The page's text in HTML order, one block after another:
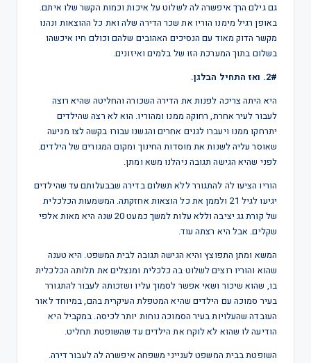
גם גילם הרך איפשרה לה לשלוט על איכות וכמות הקשר שלו איתם.
באופן רגיל מימנו הוריו את שכר הדירה שלה ואת כל ההוצאות ונהנו
מקשר הדוק מאוד עם הנסיכים האהובים שלהם וכולם חיו איכשהו
בשלום בתוך המערכת הזו של בלמים ואיזונים.
2#. ואז התחיל הבלגן.
היא היתה צריכה לפנות את הדירה השכורה והחליטה שהיא רוצה
לעבור לעיר אחרת, רחוקה ממנו ומהוריו. הוא לא רצה שהילדים
יתרחקו ממנו ויעברו לגנים אחרים והגשנו עבורו בקשה לצו מניעה
שאוסר עליה לשנות את מוסדות החינוך ומקום המגורים של הילדים.
לפני שהיא הגישה תגובה ניהלנו משא ומתן.
הוריו הציעו לה להתגורר ללא תשלום בדירה שבבעלותם עד שהילדים
יגיעו לגיל 21 ולממן את כל הוצאות אחזקתה. המשמעות הכלכלית
של קורת גג יציבה וללא עלות למשך כמעט 20 שנה היא מאות אלפי
שקלים. אבל היא רצתה עוד.
המשא ומתן התפוצץ והיא הגישה תגובה לבית המשפט. היא טענה
שהוא והוריו רוצים לשלוט בה כלכלית ומנצלים את תלותה הכלכלית
בו, שהוא שיכור ושאי אפשר לסמוך עליו ושזכותה לעבור להתגורר
בעיר סמוכה עם הילדים שהיא המטפלת העיקרית בהם, במיוחד לאור
העובדה שהעלויות בעיר הסמוכה נוחות יותר לכיסה. במקביל היא
הודיעה לו שהוא לא לוקח את הילדים עד שהשופטת תחליט.
השופטת בבית המשפט לענייני משפחה איפשרה לה לעבור דירה.